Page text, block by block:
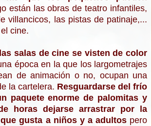
están las obras de teatro infantiles,
villancicos, las pistas de patinaje,...
cine.
salas de cine se visten de color
época en la que los largometrajes
de animación o no, ocupan una
la cartelera. Resguardarse del frío
paquete enorme de palomitas y
horas dejarse arrastrar por la
gusta a niños y a adultospero